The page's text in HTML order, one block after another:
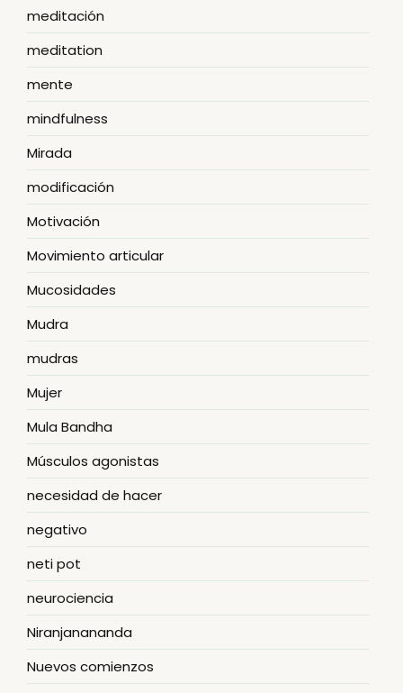
meditación
meditation
mente
mindfulness
Mirada
modificación
Motivación
Movimiento articular
Mucosidades
Mudra
mudras
Mujer
Mula Bandha
Músculos agonistas
necesidad de hacer
negativo
neti pot
neurociencia
Niranjanananda
Nuevos comienzos